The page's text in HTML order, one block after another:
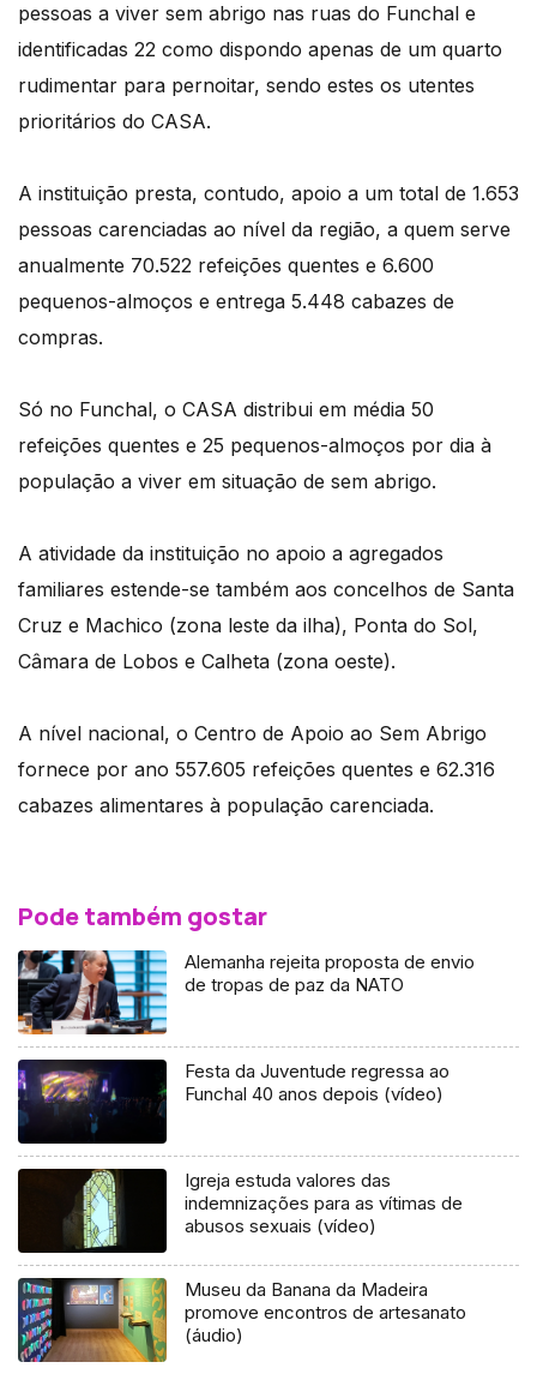
pessoas a viver sem abrigo nas ruas do Funchal e
identificadas 22 como dispondo apenas de um quarto
rudimentar para pernoitar, sendo estes os utentes
prioritários do CASA.
A instituição presta, contudo, apoio a um total de 1.653
pessoas carenciadas ao nível da região, a quem serve
anualmente 70.522 refeições quentes e 6.600
pequenos-almoços e entrega 5.448 cabazes de
compras.
Só no Funchal, o CASA distribui em média 50
refeições quentes e 25 pequenos-almoços por dia à
população a viver em situação de sem abrigo.
A atividade da instituição no apoio a agregados
familiares estende-se também aos concelhos de Santa
Cruz e Machico (zona leste da ilha), Ponta do Sol,
Câmara de Lobos e Calheta (zona oeste).
A nível nacional, o Centro de Apoio ao Sem Abrigo
fornece por ano 557.605 refeições quentes e 62.316
cabazes alimentares à população carenciada.
Pode também gostar
Alemanha rejeita proposta de envio
de tropas de paz da NATO
Festa da Juventude regressa ao
Funchal 40 anos depois (vídeo)
Igreja estuda valores das
indemnizações para as vítimas de
abusos sexuais (vídeo)
Museu da Banana da Madeira
promove encontros de artesanato
(áudio)